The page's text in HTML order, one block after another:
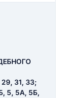
31, 33;
5, 5А, 5Б,